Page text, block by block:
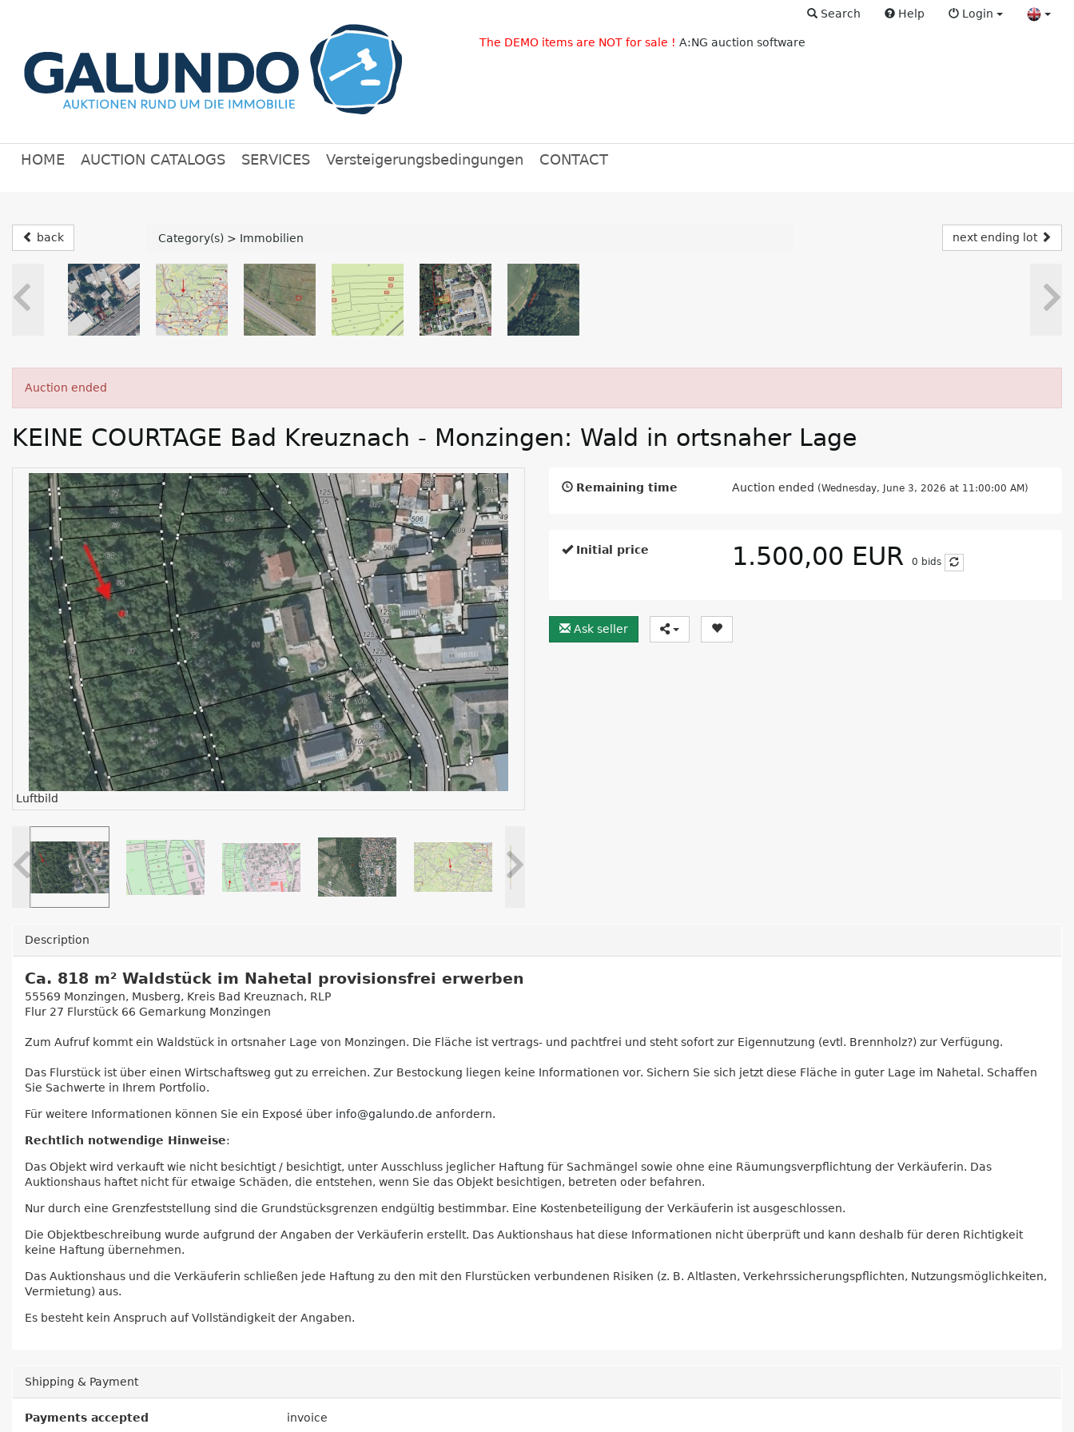
Search Help Login
The DEMO items are NOT for sale ! A:NG auction software
HOME AUCTION CATALOGS SERVICES Versteigerungsbedingungen CONTACT
back Category(s) > Immobilien next ending lot
Auction ended
KEINE COURTAGE Bad Kreuznach - Monzingen: Wald in ortsnaher Lage
Luftbild
Remaining time Auction ended (Wednesday, June 3, 2026 at 11:00:00 AM)
Initial price 1.500,00 EUR0 bids
Ask seller
Description
Ca. 818 m² Waldstück im Nahetal provisionsfrei erwerben
55569 Monzingen, Musberg, Kreis Bad Kreuznach, RLP
Flur 27 Flurstück 66 Gemarkung Monzingen
Zum Aufruf kommt ein Waldstück in ortsnaher Lage von Monzingen. Die Fläche ist vertrags- und pachtfrei und steht sofort zur Eigennutzung (evtl. Brennholz?) zur Verfügung.
Das Flurstück ist über einen Wirtschaftsweg gut zu erreichen. Zur Bestockung liegen keine Informationen vor. Sichern Sie sich jetzt diese Fläche in guter Lage im Nahetal. Schaffen
Sie Sachwerte in Ihrem Portfolio.
Für weitere Informationen können Sie ein Exposé über info@galundo.de anfordern.
Rechtlich notwendige Hinweise:
Das Objekt wird verkauft wie nicht besichtigt / besichtigt, unter Ausschluss jeglicher Haftung für Sachmängel sowie ohne eine Räumungsverpflichtung der Verkäuferin. Das
Auktionshaus haftet nicht für etwaige Schäden, die entstehen, wenn Sie das Objekt besichtigen, betreten oder befahren.
Nur durch eine Grenzfeststellung sind die Grundstücksgrenzen endgültig bestimmbar. Eine Kostenbeteiligung der Verkäuferin ist ausgeschlossen.
Die Objektbeschreibung wurde aufgrund der Angaben der Verkäuferin erstellt. Das Auktionshaus hat diese Informationen nicht überprüft und kann deshalb für deren Richtigkeit
keine Haftung übernehmen.
Das Auktionshaus und die Verkäuferin schließen jede Haftung zu den mit den Flurstücken verbundenen Risiken (z. B. Altlasten, Verkehrssicherungspflichten, Nutzungsmöglichkeiten,
Vermietung) aus.
Es besteht kein Anspruch auf Vollständigkeit der Angaben.
Shipping & Payment
Payments accepted invoice